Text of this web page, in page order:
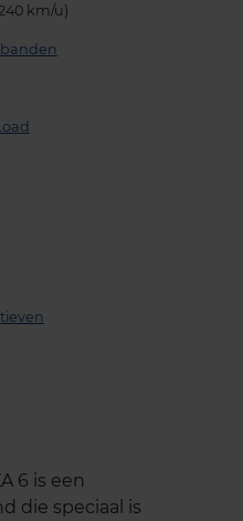
km/u)
6 is een
die speciaal is